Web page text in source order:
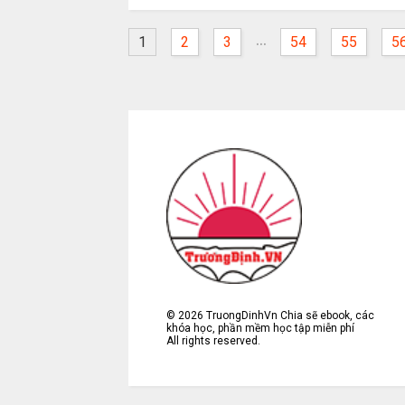
1 2 3 ... 54 55
©2026 TruongDinhVn Chia sẽ ebook, các
khóa học, phần mềm học tập miễn phí
All rights reserved.